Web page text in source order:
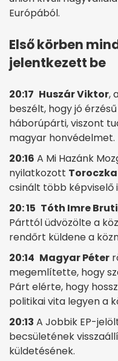
Európából.
Első körben
jelentkezett be
20:17 Huszár Viktor,
beszélt, hogy jó
háborúpárti, viszont
magyar honvédelmet.
20:16 A Mi Hazánk
nyilatkozott
csinált több képviselő
20: 15 Tóth Imre Bruti
Párttól üdvözölte a
rendőrt küldene a
20:14 Magyar Péter
megemlítette, hogy
Párt elérte, hogy
politikai vita legyen a
20:13 A Jobbik EP-
becsületének
küldetésének.